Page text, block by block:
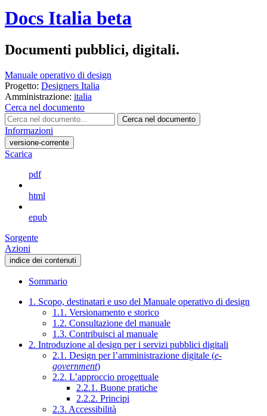
Docs Italia beta
Documenti pubblici, digitali.
Manuale operativo di design
Progetto: Designers Italia
Amministrazione: italia
Cerca nel documento
Cerca nel documento
Informazioni
versione-corrente
Scarica
pdf
html
epub
Sorgente
Azioni
indice dei contenuti
Sommario
1. Scopo, destinatari e uso del Manuale operativo di design
1.1. Versionamento e storico
1.2. Consultazione del manuale
1.3. Contribuisci al manuale
2. Introduzione al design per i servizi pubblici digitali
2.1. Design per l’amministrazione digitale (e-
government)
2.2. L’approccio progettuale
2.2.1. Buone pratiche
2.2.2. Principi
2.3. Accessibilità